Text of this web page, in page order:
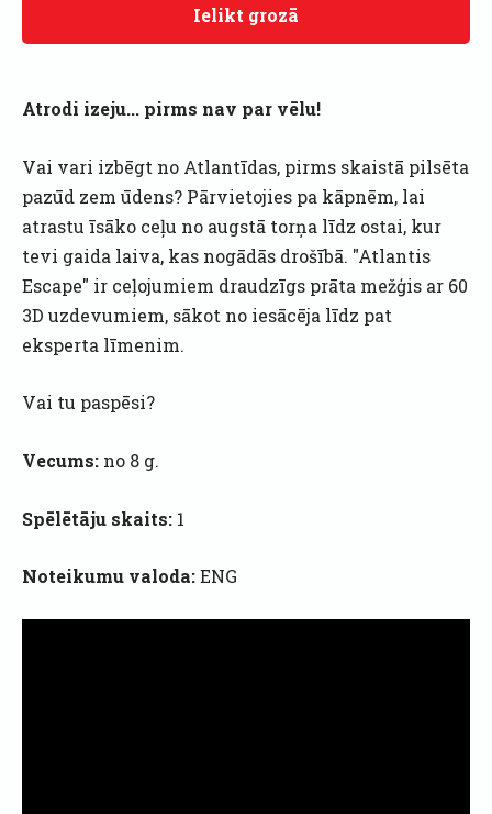
Ielikt grozā
Atrodi izeju... pirms nav par vēlu!
Vai vari izbēgt no Atlantīdas, pirms skaistā pilsēta
pazūd zem ūdens? Pārvietojies pa kāpnēm, lai
atrastu īsāko ceļu no augstā torņa līdz ostai, kur
tevi gaida laiva, kas nogādās drošībā. "Atlantis
Escape" ir ceļojumiem draudzīgs prāta mežģis ar 60
3D uzdevumiem, sākot no iesācēja līdz pat
eksperta līmenim.
Vai tu paspēsi?
Vecums: no 8 g.
Spēlētāju skaits: 1
Noteikumu valoda:ENG